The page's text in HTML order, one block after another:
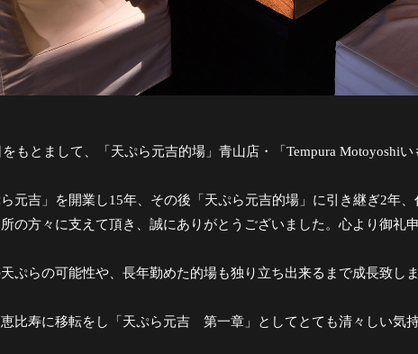
もとまして、「天ぷら元吉的場」青山店・「Tempura Motoyoshi
元吉」を開業し15年、その後「天ぷら元吉的場」に引き継ぎ2年
の方々に支えて頂き、誠にありがとうございました。心より御礼申
ぷらの可能性や、長年勤めた的場も独り立ち出来るまで成長致しま
恵比寿に移転をし「天ぷら元吉 第一章」としてとても清々しい気